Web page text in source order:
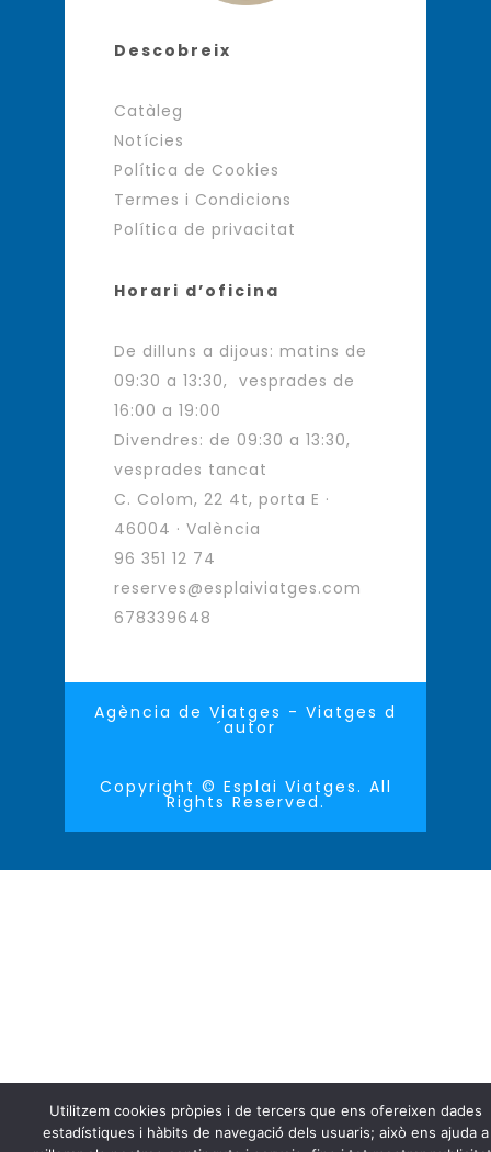
Descobreix
Catàleg
Notícies
Política de Cookies
Termes i Condicions
Política de privacitat
Horari d’oficina
De dilluns a dijous: matins de
09:30 a 13:30, vesprades de
16:00 a 19:00
Divendres: de 09:30 a 13:30,
vesprades tancat
C. Colom, 22 4t, porta E ·
46004 · València
96 351 12 74
reserves@esplaiviatges.com
678339648
Agència de Viatges - Viatges d
´autor
Copyright © Esplai Viatges. All
Rights Reserved.
Utilitzem cookies pròpies i de tercers que ens ofereixen dades
estadístiques i hàbits de navegació dels usuaris; això ens ajuda a